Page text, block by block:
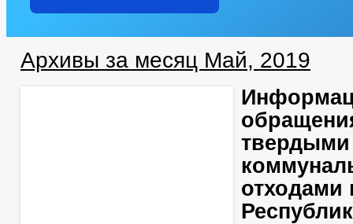
Архивы за месяц Май, 2019
твердыми
отходами